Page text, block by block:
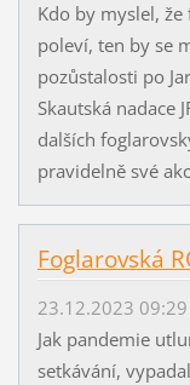
Kdo by myslel,
poleví, ten by se
pozůstalosti po
Skautská nadace
dalších
pravidelně své
Foglarovská
23.12.2023 09:29
Jak pandemie
setkávání,